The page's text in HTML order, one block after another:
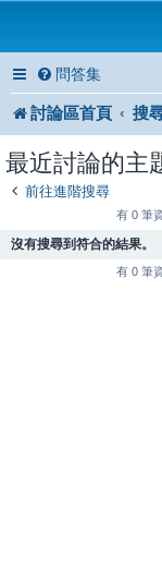
問答集
討論區首頁 搜
最近討論的主
前往進階搜尋
有 0 筆
沒有搜尋到符合的結果。
有 0 筆